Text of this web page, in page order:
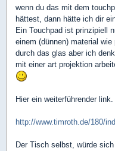
wenn du das mit dem
hättest, dann hätte ich dir
Ein Touchpad ist prinzipiell
einem (dünnen) material
durch das glas aber ich
mit einer art projektion
Hier ein weiterführender link.
http://www.timroth.de/180/
Der Tisch selbst, würde